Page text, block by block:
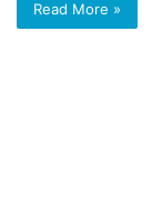
Read More »